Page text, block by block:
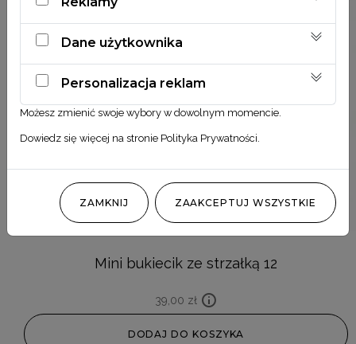
Mini bukiecik ze strzałką 12
39,00 zł
DODAJ DO KOSZYKA
Dane użytkownika
Personalizacja reklam
Możesz zmienić swoje wybory w dowolnym momencie.
Dowiedz się więcej na stronie Polityka Prywatności
ZAMKNIJ ZAAKCEPTUJ WSZYSTKIE